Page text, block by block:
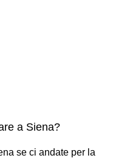
a Siena?
se ci andate per la